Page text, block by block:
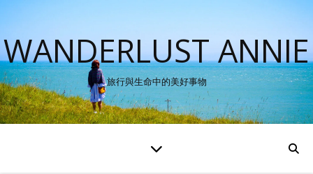
WANDERLUST ANNIE
旅行與生命中的美好事物